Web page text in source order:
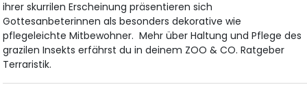
ihrer skurrilen Erscheinung präsentieren sich
Gottesanbeterinnen als besonders dekorative wie
pflegeleichte Mitbewohner. Mehr über Haltung und Pflege des
grazilen Insekts erfährst du in deinem ZOO & CO. Ratgeber
Terraristik.